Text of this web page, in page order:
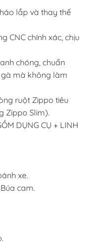
lắp và thay thế
CNC chính xác, chịu
chóng, chuẩn
mà không làm
ruột Zippo tiêu
Zippo Slim).
DỤNG CỤ + LINH
xe.
cam.